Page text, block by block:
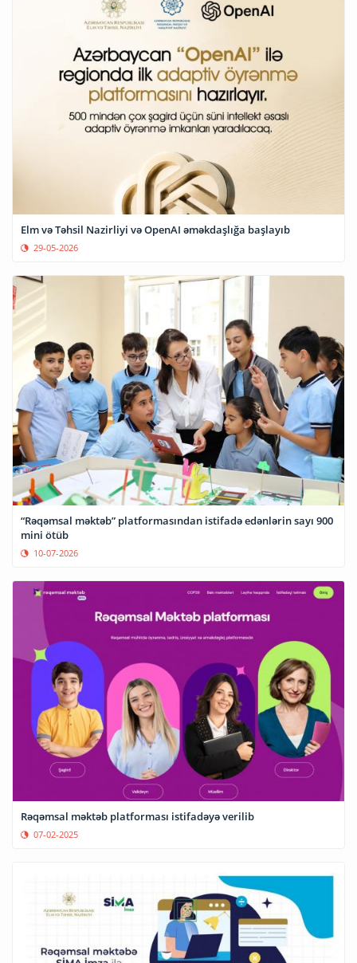
Elm və Təhsil Nazirliyi və OpenAI əməkdaşlığa başlayıb
29-05-2026
“Rəqəmsal məktəb” platformasından istifadə edənlərin sayı 900
mini ötüb
10-07-2026
Rəqəmsal məktəb platforması istifadəyə verilib
07-02-2025